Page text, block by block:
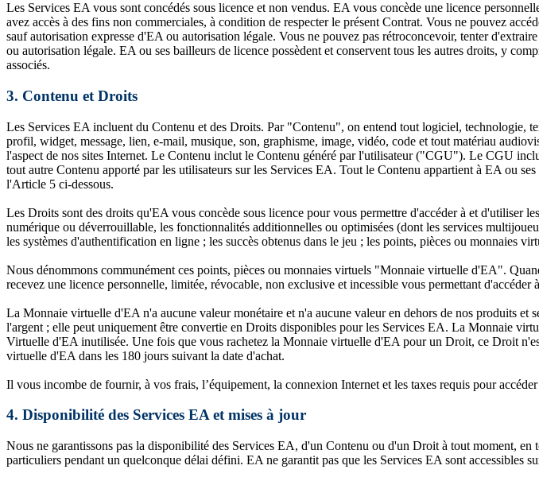
Les Services EA vous sont concédés sous licence et non vendus. EA vous concède une licence
avez accès à des fins non commerciales, à condition de respecter le présent Contrat. Vous ne pouvez
sauf autorisation expresse d'EA ou autorisation légale. Vous ne pouvez pas rétroconcevoir, tenter
ou autorisation légale. EA ou ses bailleurs de licence possèdent et conservent tous les autres droits, y
associés.
3. Contenu et Droits
Les Services EA incluent du Contenu et des Droits. Par "Contenu", on entend tout logiciel, technologie,
profil, widget, message, lien, e-mail, musique, son, graphisme, image, vidéo, code et tout matériau
l'aspect de nos sites Internet. Le Contenu inclut le Contenu généré par l'utilisateur ("CGU"). Le CGU
tout autre Contenu apporté par les utilisateurs sur les Services EA. Tout le Contenu appartient à EA ou
l'Article 5 ci-dessous.
Les Droits sont des droits qu'EA vous concède sous licence pour vous permettre d'accéder à et d'utiliser
numérique ou déverrouillable, les fonctionnalités additionnelles ou optimisées (dont les services
les systèmes d'authentification en ligne ; les succès obtenus dans le jeu ; les points, pièces ou monnaies
Nous dénommons communément ces points, pièces ou monnaies virtuels "Monnaie virtuelle d'EA".
recevez une licence personnelle, limitée, révocable, non exclusive et incessible vous permettant
La Monnaie virtuelle d'EA n'a aucune valeur monétaire et n'a aucune valeur en dehors de nos produits
l'argent ; elle peut uniquement être convertie en Droits disponibles pour les Services EA. La Monnaie
Virtuelle d'EA inutilisée. Une fois que vous rachetez la Monnaie virtuelle d'EA pour un Droit, ce Droit
virtuelle d'EA dans les 180 jours suivant la date d'achat.
Il vous incombe de fournir, à vos frais, l’équipement, la connexion Internet et les taxes requis pour
4. Disponibilité des Services EA et mises à jour
Nous ne garantissons pas la disponibilité des Services EA, d'un Contenu ou d'un Droit à tout moment,
particuliers pendant un quelconque délai défini. EA ne garantit pas que les Services EA sont accessibles